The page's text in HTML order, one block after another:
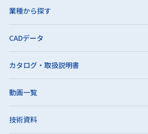
業種から探す
CADデータ
カタログ・取扱説明書
動画一覧
技術資料